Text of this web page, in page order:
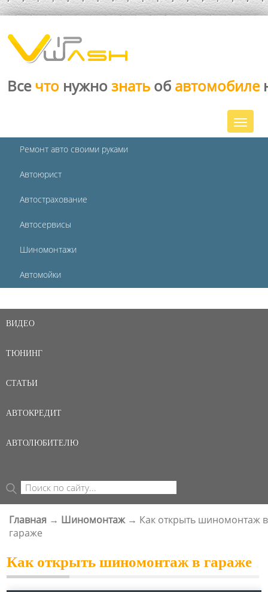
Все что нужно знать об автомобиле
Ремонт авто своими руками
Автоюрист
Автострахование
Автосервисы
Шиномонтажи
Автомойки
ВИДЕО
ТЮНИНГ
СТАТЬИ
АВТОКРЕДИТ
АВТОЛЮБИТЕЛЮ
ФОРМА ПОИСКА
Поиск
ВЫ ЗДЕСЬ
Главная → Шиномонтаж → Как открыть шиномонтаж в
гараже
Как открыть шиномонтаж в гараже